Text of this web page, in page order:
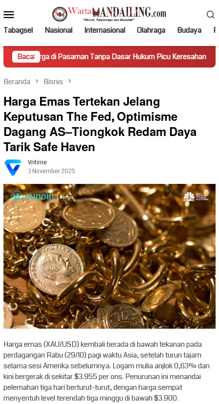
ke
kontenMobile
Tabagsel Nasional Internasional Olahraga Budaya
Baca:
Pasaman Tanpa Dasar Hukum Picu Keresahan Truk
Beranda Bisnis
Harga Emas Tertekan Jelang
Keputusan The Fed, Optimisme
Dagang AS–Tiongkok Redam Daya
Tarik Safe Haven
Vritime
3 November 2025
Harga emas (XAU/USD) kembali berada di bawah tekanan pada
perdagangan Rabu (29/10) pagi waktu Asia, setelah turun tajam
selama sesi Amerika sebelumnya. Logam mulia anjlok 0,63% dan
kini bergerak di sekitar $3.955 per ons. Penurunan ini menandai
pelemahan tiga hari berturut-turut, dengan harga sempat
menyentuh level terendah tiga minggu di bawah $3.900.